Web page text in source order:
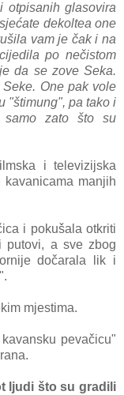
otpisanih glasovira
dekoltea one
vam je čak i na
po nečistom
da se zove Seka.
One pak vole
"štimung", pa tako i
samo zato što su
i televizijska
manjih
i pokušala otkriti
putovi, a sve zbog
dočarala lik i
mjestima.
pevačicu"
ljudi što su gradili